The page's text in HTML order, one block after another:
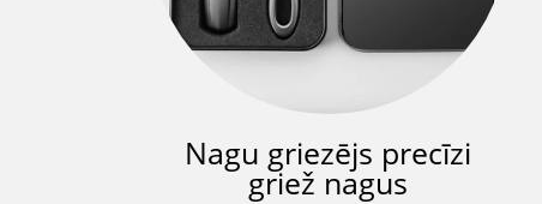
Nagu griezējs precīzi
griež nagus